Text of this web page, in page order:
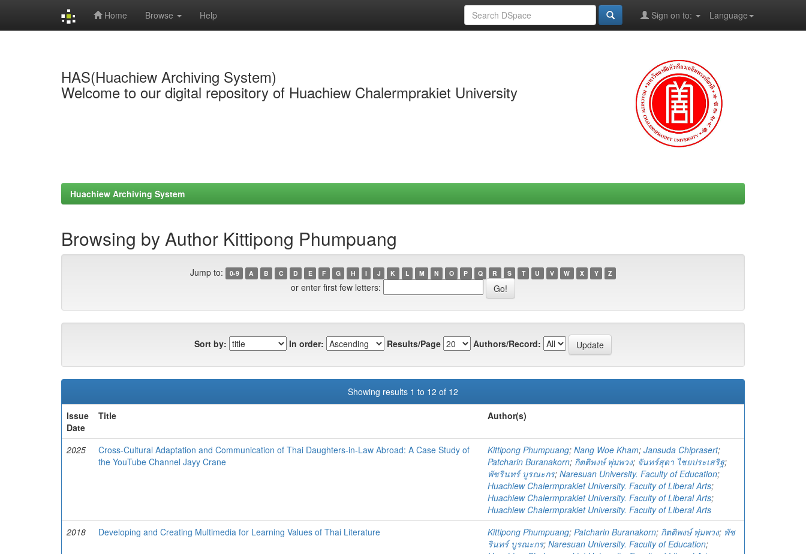
Home Browse Help Language
Sign on to:
HAS(Huachiew Archiving System)
Welcome to our digital repository of Huachiew Chalermprakiet University
Huachiew Archiving System
Browsing by Author Kittipong Phumpuang
Jump to: 0-9 A B C D E F G H I J K L M N O P Q R S T U V W X Y Z
or enter first few letters:
Sort by: In order: Results/Page Authors/Record:
Showing results 1 to 12 of 12
Issue
Date
Title Author(s)
2025
Cross-Cultural Adaptation and Communication of Thai Daughters-in-Law Abroad: A Case Study of
the YouTube Channel Jayy Crane
Kittipong Phumpuang; Nang Woe Kham; Jansuda Chiprasert;
Patcharin Buranakorn; กิตติพงษ์ พุ่มพวง; จันทร์สุดา ไชยประเสริฐ;
พัชรินทร์ บูรณะกร; Naresuan University. Faculty of Education;
Huachiew Chalermprakiet University. Faculty of Liberal Arts;
Huachiew Chalermprakiet University. Faculty of Liberal Arts;
Huachiew Chalermprakiet University. Faculty of Liberal Arts
2018
Developing and Creating Multimedia for Learning Values of Thai Literature Kittipong Phumpuang; Patcharin Buranakorn; กิตติพงษ์ พุ่มพวง; พัช
รินทร์ บูรณะกร; Naresuan University. Faculty of Education;